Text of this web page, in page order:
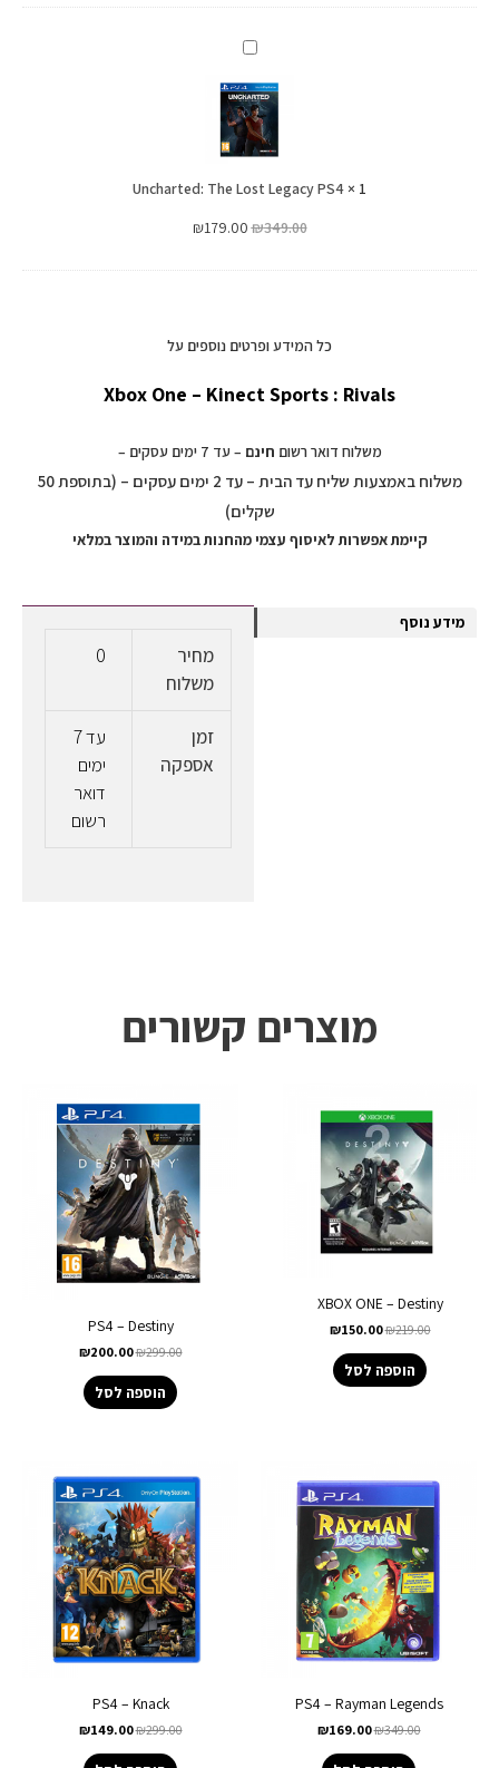
Uncharted:
Lost
Legacy
PS4
1
×
Uncharted: The Lost Legacy PS4
₪349.00
₪179.00
כל המידע ופרטים נוספים על
Xbox One – Kinect Sports : Rivals
משלוח דואר רשום חינם – עד 7 ימים עסקים –
משלוח באמצעות שליח עד הבית – עד 2 ימים עסקים – (בתוספת 50
שקלים)
קיימת אפשרות לאיסוף עצמי מהחנות במידה והמוצר במלאי
מידע נוסף
מחיר
משלוח
0
זמן
אספקה
עד 7
ימים
דואר
רשום
מוצרים קשורים
XBOX ONE – Destiny
₪219.00
₪150.00
הוספה לסל
PS4 – Destiny
₪299.00
₪200.00
הוספה לסל
PS4 – Rayman Legends
₪349.00
₪169.00
PS4 – Knack
₪299.00
₪149.00